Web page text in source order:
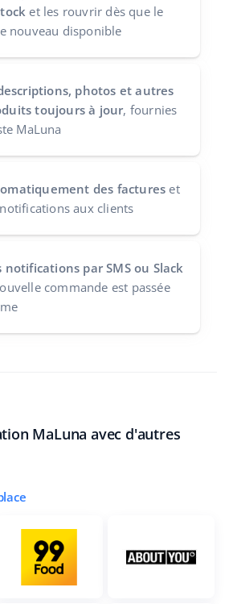
et les rouvrir dès que le
nouveau disponible
photos et autres
toujours à jour, fournies
MaLuna
des factures et
aux clients
notifications par SMS ou Slack
commande est passée
MaLuna avec d'autres